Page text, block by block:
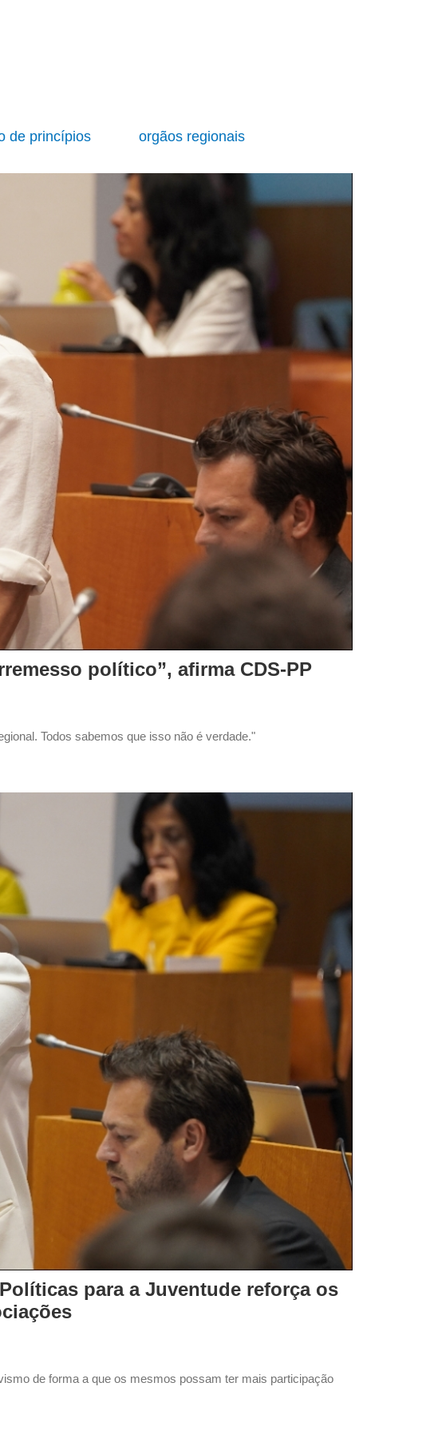
de princípios orgãos regionais
político”, afirma CDS-PP
Todos sabemos que isso não é verdade."
para a Juventude reforça os
de forma a que os mesmos possam ter mais participação